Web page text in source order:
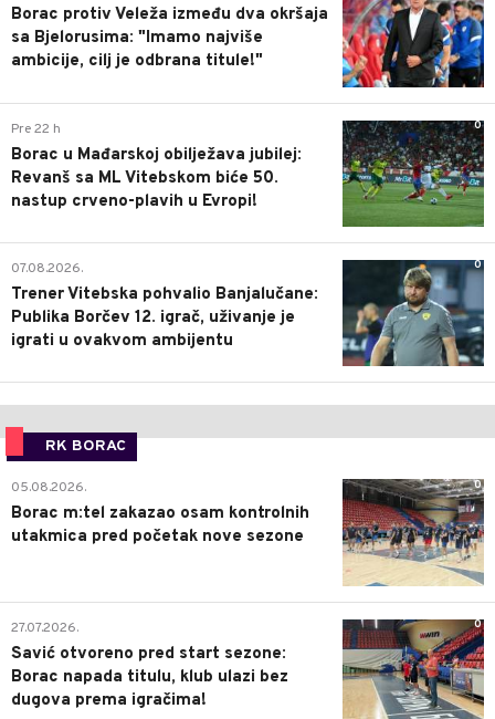
Borac protiv Veleža između dva okršaja
sa Bjelorusima: "Imamo najviše
ambicije, cilj je odbrana titule!"
0
Pre 22 h
Borac u Mađarskoj obilježava jubilej:
Revanš sa ML Vitebskom biće 50.
nastup crveno-plavih u Evropi!
0
07.08.2026.
Trener Vitebska pohvalio Banjalučane:
Publika Borčev 12. igrač, uživanje je
igrati u ovakvom ambijentu
RK BORAC
0
05.08.2026.
Borac m:tel zakazao osam kontrolnih
utakmica pred početak nove sezone
0
27.07.2026.
Savić otvoreno pred start sezone:
Borac napada titulu, klub ulazi bez
dugova prema igračima!